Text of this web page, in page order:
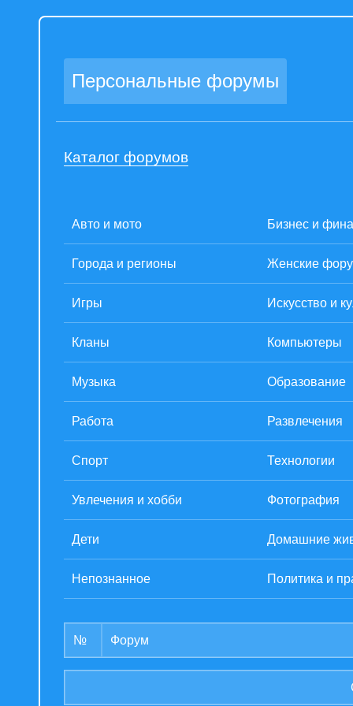
Персональные форумы
Каталог форумов
Авто и мото Бизнес и
Города и регионы Женские
Игры Искусство и
Кланы Компьютеры
Музыка Образование
Работа Развлечения
Спорт Технологии
Увлечения и хобби Фотография
Дети Домашние
Непознанное Политика и
№ Форум